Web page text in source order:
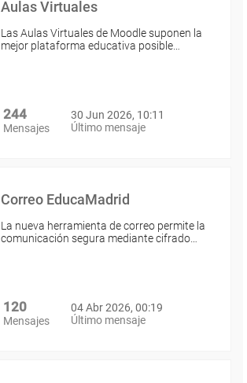
Aulas Virtuales
Las Aulas Virtuales de Moodle suponen la
mejor plataforma educativa posible…
244
Mensajes
30 Jun 2026, 10:11
Último mensaje
Correo EducaMadrid
La nueva herramienta de correo permite la
comunicación segura mediante cifrado…
120
Mensajes
04 Abr 2026, 00:19
Último mensaje